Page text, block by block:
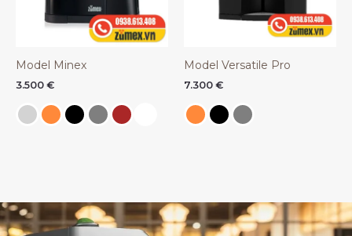
Model Minex
3.500 €
Model Versatile Pro
7.300 €